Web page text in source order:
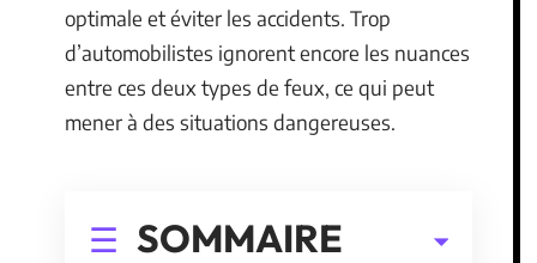
optimale et éviter les accidents. Trop
d’automobilistes ignorent encore les nuances
entre ces deux types de feux, ce qui peut
mener à des situations dangereuses.
SOMMAIRE